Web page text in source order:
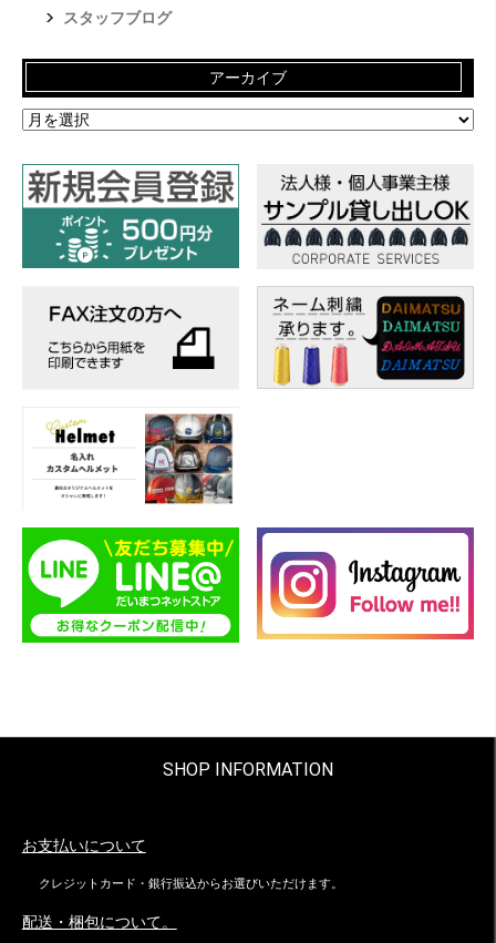
スタッフブログ
アーカイブ
ア
ー
イ
ブ
SHOP INFORMATION
お支払いについて
クレジットカード・銀行振込からお選びいただけます。
配送・梱包について。